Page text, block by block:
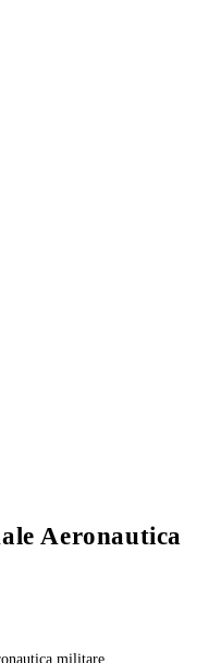
Aeronautica